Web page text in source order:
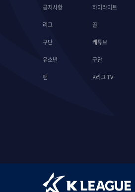
공지사항
리그
구단
유소년
팬
하이라이트
골
케튜브
구단
K리그 TV